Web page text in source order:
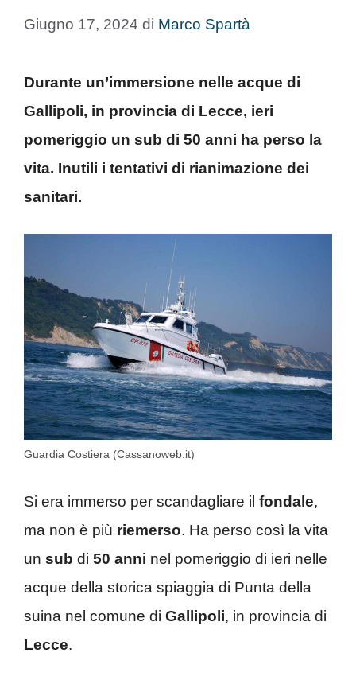
Giugno 17, 2024 di Marco Spartà
Durante un’immersione nelle acque di
Gallipoli, in provincia di Lecce, ieri
pomeriggio un sub di 50 anni ha perso la
vita. Inutili i tentativi di rianimazione dei
sanitari.
Guardia Costiera (Cassanoweb.it)
Si era immerso per scandagliare il fondale,
ma non è più riemerso. Ha perso così la vita
un sub di 50 anni nel pomeriggio di ieri nelle
acque della storica spiaggia di Punta della
suina nel comune di Gallipoli, in provincia di
Lecce.